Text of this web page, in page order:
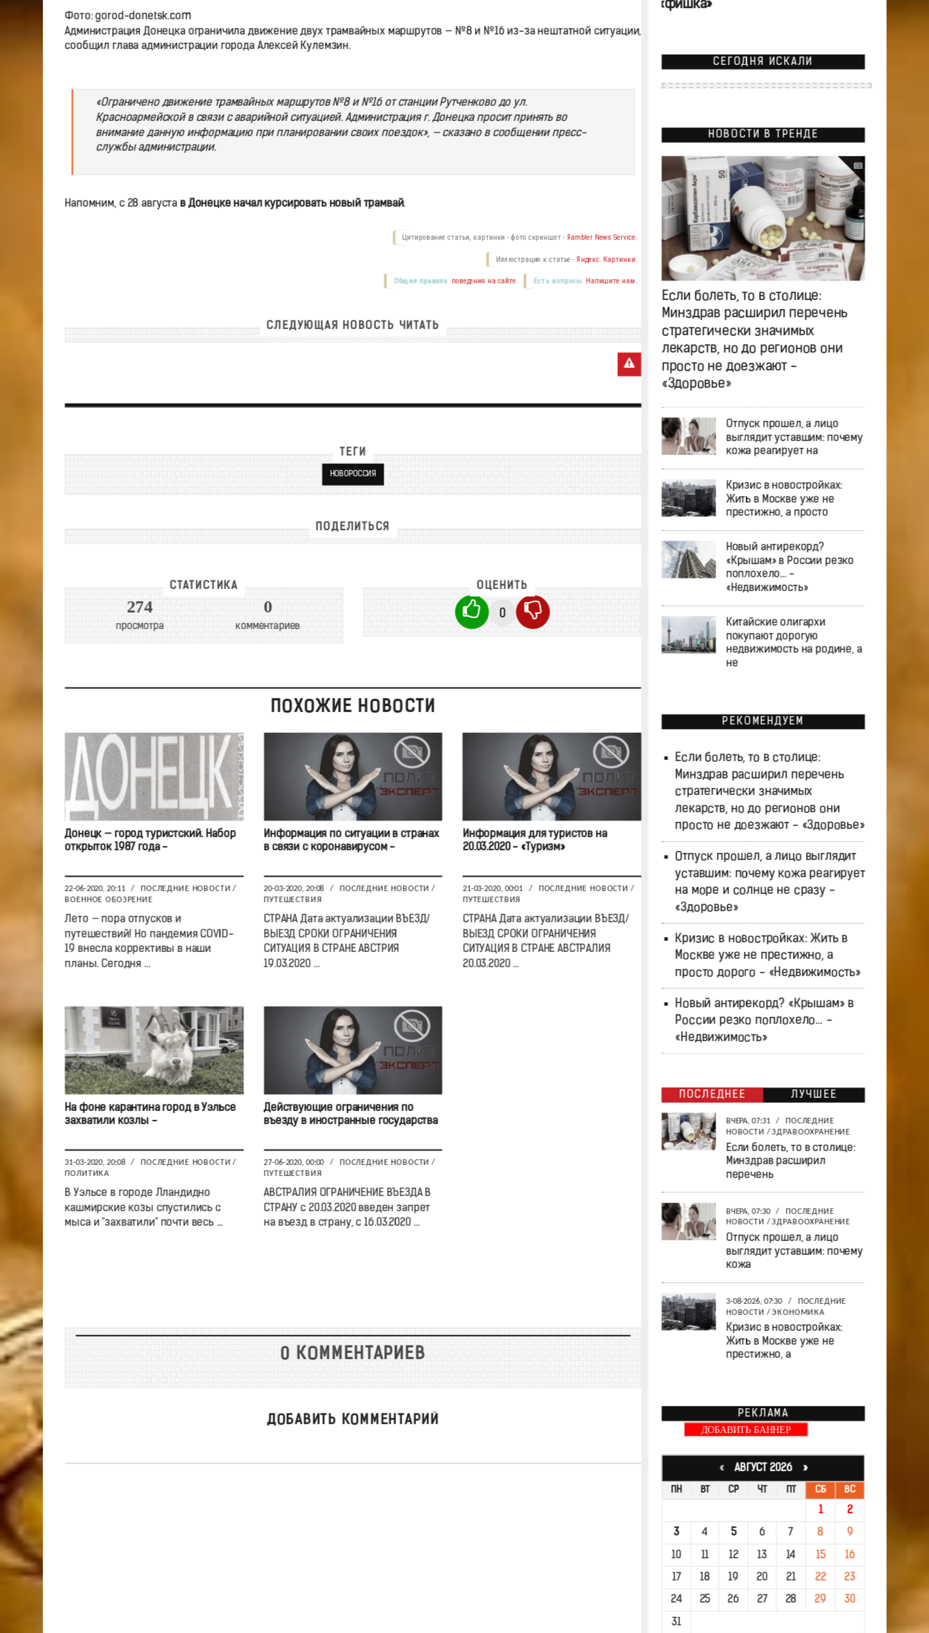
Фото: gorod-donetsk.com
Администрация Донецка ограничила движение двух трамвайных маршрутов — №8 и №16 из-за нештатной ситуации,
сообщил глава администрации города Алексей Кулемзин.
«Ограничено движение трамвайных маршрутов №8 и №16 от станции Рутченково до ул.
Красноармейской в связи с аварийной ситуацией. Администрация г. Донецка просит принять во
внимание данную информацию при планировании своих поездок», — сказано в сообщении пресс-
службы администрации.
Напомним, с 28 августа в Донецке начал курсировать новый трамвай.
Цитирование статьи, картинки - фото скриншот - Rambler News Service.
Иллюстрация к статье - Яндекс. Картинки.
Есть вопросы. Напишите нам.
Общие правила поведения на сайте.
СЛЕДУЮЩАЯ НОВОСТЬ ЧИТАТЬ
ТЕГИ
НОВОРОССИЯ
ПОДЕЛИТЬСЯ
СТАТИСТИКА
274
просмотра
0
комментариев
ОЦЕНИТЬ
0
ПОХОЖИЕ НОВОСТИ
Донецк — город туристский. Набор
открыток 1987 года -
22-06-2020, 20:11 / ПОСЛЕДНИЕ НОВОСТИ /
ВОЕННОЕ ОБОЗРЕНИЕ
Лето — пора отпусков и
путешествий! Но пандемия COVID-
19 внесла коррективы в наши
планы. Сегодня ...
Информация по ситуации в странах
в связи с коронавирусом -
20-03-2020, 20:08 / ПОСЛЕДНИЕ НОВОСТИ /
ПУТЕШЕСТВИЯ
СТРАНА Дата актуализации ВЪЕЗД/
ВЫЕЗД СРОКИ ОГРАНИЧЕНИЯ
СИТУАЦИЯ В СТРАНЕ АВСТРИЯ
19.03.2020 ...
Информация для туристов на
20.03.2020 - «Туризм»
21-03-2020, 00:01 / ПОСЛЕДНИЕ НОВОСТИ /
ПУТЕШЕСТВИЯ
CТРАНА Дата актуализации ВЪЕЗД/
ВЫЕЗД СРОКИ ОГРАНИЧЕНИЯ
СИТУАЦИЯ В СТРАНЕ АВСТРАЛИЯ
20.03.2020 ...
На фоне карантина город в Уэльсе
захватили козлы -
31-03-2020, 20:08 / ПОСЛЕДНИЕ НОВОСТИ /
ПОЛИТИКА
В Уэльсе в городе Лландидно
кашмирские козы спустились с
мыса и "захватили" почти весь ...
Действующие ограничения по
въезду в иностранные государства
27-06-2020, 00:00 / ПОСЛЕДНИЕ НОВОСТИ /
ПУТЕШЕСТВИЯ
АВСТРАЛИЯ ОГРАНИЧЕНИЕ ВЪЕЗДА В
СТРАНУ с 20.03.2020 введен запрет
на въезд в страну, с 16.03.2020 ...
0 КОММЕНТАРИЕВ
ДОБАВИТЬ КОММЕНТАРИЙ
«фишка»
СЕГОДНЯ ИСКАЛИ
НОВОСТИ В ТРЕНДЕ
Если болеть, то в столице:
Минздрав расширил перечень
стратегически значимых
лекарств, но до регионов они
просто не доезжают -
«Здоровье»
Отпуск прошел, а лицо
выглядит уставшим: почему
кожа реагирует на
Кризис в новостройках:
Жить в Москве уже не
престижно, а просто
Новый антирекорд?
«Крышам» в России резко
поплохело… -
«Недвижимость»
Китайские олигархи
покупают дорогую
недвижимость на родине, а
не
РЕКОМЕНДУЕМ
Если болеть, то в столице:
Минздрав расширил перечень
стратегически значимых
лекарств, но до регионов они
просто не доезжают - «Здоровье»
Отпуск прошел, а лицо выглядит
уставшим: почему кожа реагирует
на море и солнце не сразу -
«Здоровье»
Кризис в новостройках: Жить в
Москве уже не престижно, а
просто дорого - «Недвижимость»
Новый антирекорд? «Крышам» в
России резко поплохело… -
«Недвижимость»
ПОСЛЕДНЕЕ ЛУЧШЕЕ
ВЧЕРА, 07:31 /
ПОСЛЕДНИЕ
НОВОСТИ /ЗДРАВООХРАНЕНИЕ
Если болеть, то в столице:
Минздрав расширил
перечень
ВЧЕРА, 07:30 /
ПОСЛЕДНИЕ
НОВОСТИ /ЗДРАВООХРАНЕНИЕ
Отпуск прошел, а лицо
выглядит уставшим: почему
кожа
3-08-2026, 07:30 /
ПОСЛЕДНИЕ
НОВОСТИ /ЭКОНОМИКА
Кризис в новостройках:
Жить в Москве уже не
престижно, а
РЕКЛАМА
ДОБАВИТЬ БАННЕР
«АВГУСТ 2026 »
ПН ВТ СР ЧТ ПТ СБ ВС
1 2
3 4 5 6 7 8 9
10 11 12 13 14 15 16
17 18 19 20 21 22 23
24 25 26 27 28 29 30
31